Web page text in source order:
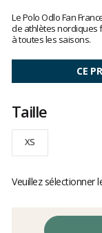
avis
clients
Le Polo Odlo Fan
de athlètes nordiques
à toutes les saisons.
CE
Taille
XS
Veuillez sélectionner